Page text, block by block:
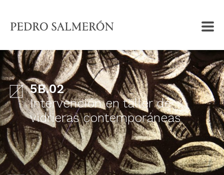
5B.02
Intervención en taller de
vidrieras contemporáneas